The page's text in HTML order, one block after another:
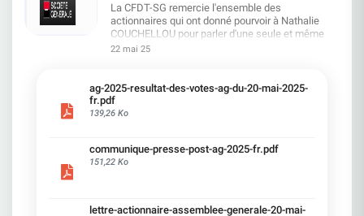
La CFDT-SG remercie l'ensemble des
actionnaires qui ont donné pourvoir à Nathalie
COUCHELLOU pour parler d'une seule et même
voix.L'assemblée Générale s'est ouverte avec 4
souligné la forte amélioration en 2024 de tous les
facteurs financiers et le premier trimestre 2025
encourageant.Le Directeur Général, Slawomir
solide. Etre une banque simple et intégrée. Etre
une banque efficace. Etre une banque rentable. Le
22 mai 25
ag-2025-resultat-des-votes-ag-du-20-mai-2025-
fr.pdf
139,26 Ko
communique-presse-post-ag-2025-fr.pdf
151,22 Ko
lettre-actionnaire-assemblee-generale-20-mai-